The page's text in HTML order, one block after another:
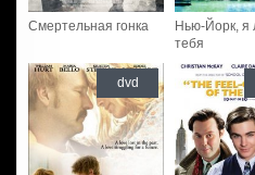
Смертельная гонка
Нью-Йорк, я
тебя
dvd